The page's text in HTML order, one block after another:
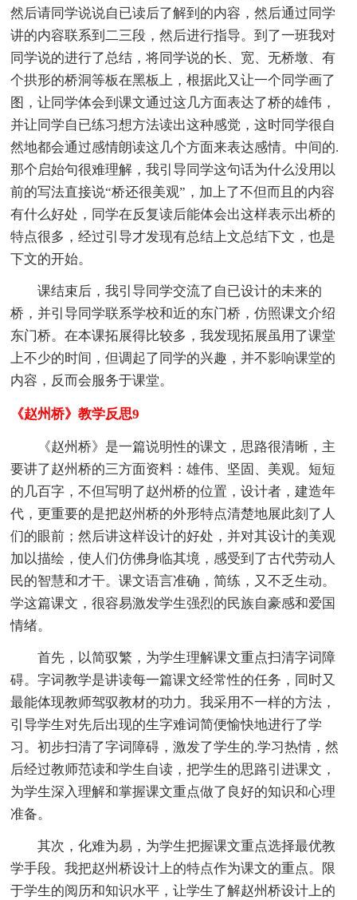
然后请同学说说自已读后了解到的内容，然后通过同学
讲的内容联系到二三段，然后进行指导。到了一班我对
同学说的进行了总结，将同学说的长、宽、无桥墩、有
个拱形的桥洞等板在黑板上，根据此又让一个同学画了
图，让同学体会到课文通过这几方面表达了桥的雄伟，
并让同学自已练习想方法读出这种感觉，这时同学很自
然地都会通过感情朗读这几个方面来表达感情。中间的.
那个启始句很难理解，我引导同学这句话为什么没用以
前的写法直接说“桥还很美观”，加上了不但而且的内容
有什么好处，同学在反复读后能体会出这样表示出桥的
特点很多，经过引导才发现有总结上文总结下文，也是
下文的开始。
课结束后，我引导同学交流了自已设计的未来的
桥，并引导同学联系学校和近的东门桥，仿照课文介绍
东门桥。在本课拓展得比较多，我发现拓展虽用了课堂
上不少的时间，但调起了同学的兴趣，并不影响课堂的
内容，反而会服务于课堂。
《赵州桥》教学反思9
《赵州桥》是一篇说明性的课文，思路很清晰，主
要讲了赵州桥的三方面资料：雄伟、坚固、美观。短短
的几百字，不但写明了赵州桥的位置，设计者，建造年
代，更重要的是把赵州桥的外形特点清楚地展此刻了人
们的眼前；然后讲这样设计的好处，并对其设计的美观
加以描绘，使人们仿佛身临其境，感受到了古代劳动人
民的智慧和才干。课文语言准确，简练，又不乏生动。
学这篇课文，很容易激发学生强烈的民族自豪感和爱国
情绪。
首先，以简驭繁，为学生理解课文重点扫清字词障
碍。字词教学是讲读每一篇课文经常性的任务，同时又
最能体现教师驾驭教材的功力。我采用不一样的方法，
引导学生对先后出现的生字难词简便愉快地进行了学
习。初步扫清了字词障碍，激发了学生的.学习热情，然
后经过教师范读和学生自读，把学生的思路引进课文，
为学生深入理解和掌握课文重点做了良好的知识和心理
准备。
其次，化难为易，为学生把握课文重点选择最优教
学手段。我把赵州桥设计上的特点作为课文的重点。限
于学生的阅历和知识水平，让学生了解赵州桥设计上的